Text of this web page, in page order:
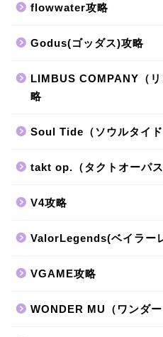
flowwater攻略
Godus(ゴッダス)攻略
LIMBUS COMPANY（
略
Soul Tide（ソウルタイ
takt op.（タクトオーパ
V4攻略
ValorLegends(ベイラー
VGAME攻略
WONDER MU（ワンダ